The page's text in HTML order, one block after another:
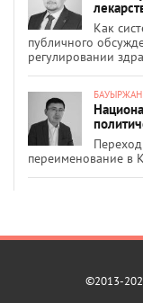
Как
публичного
регулировании
переименование в
©2013-